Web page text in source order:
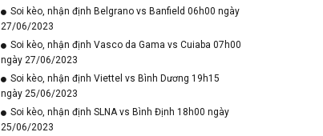
Soi kèo, nhận định Belgrano vs Banfield 06h00 ngày
27/06/2023
Soi kèo, nhận định Vasco da Gama vs Cuiaba 07h00
ngày 27/06/2023
Soi kèo, nhận định Viettel vs Bình Dương 19h15
ngày 25/06/2023
Soi kèo, nhận định SLNA vs Bình Định 18h00 ngày
25/06/2023